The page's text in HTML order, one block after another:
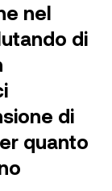
nel
di
di
quanto